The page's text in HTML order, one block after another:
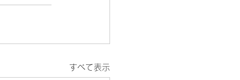
すべて表示